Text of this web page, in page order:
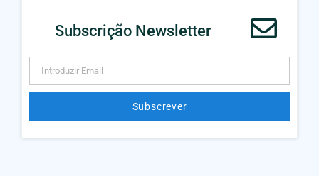
Subscrição Newsletter
Subscrever